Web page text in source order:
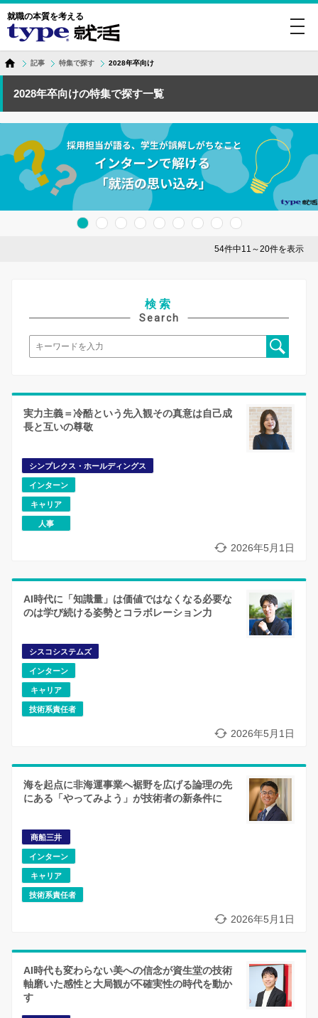
就職の本質を考える
記事 特集で探す 2028年卒向け
2028年卒向けの特集で探す一覧
54件中11～20件を表示
検索
Search
実力主義＝冷酷という先入観その真意は自己成
長と互いの尊敬
シンプレクス・ホールディングス
インターン
キャリア
人事
2026年5月1日
AI時代に「知識量」は価値ではなくなる必要な
のは学び続ける姿勢とコラボレーション力
シスコシステムズ
インターン
キャリア
技術系責任者
2026年5月1日
海を起点に非海運事業へ裾野を広げる論理の先
にある「やってみよう」が技術者の新条件に
商船三井
インターン
キャリア
技術系責任者
2026年5月1日
AI時代も変わらない美への信念が資生堂の技術
軸磨いた感性と大局観が不確実性の時代を動か
す